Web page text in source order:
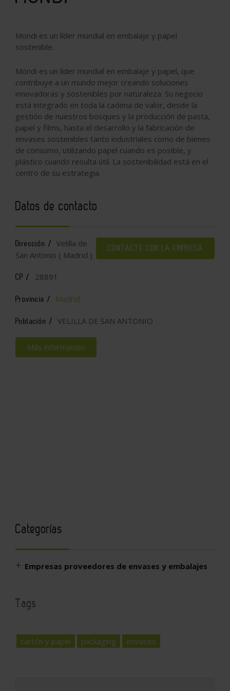
Mondi es un líder mundial en embalaje y papel
sostenible.
Mondi es un líder mundial en embalaje y papel, que
contribuye a un mundo mejor creando soluciones
innovadoras y sostenibles por naturaleza. Su negocio
está integrado en toda la cadena de valor, desde la
gestión de nuestros bosques y la producción de pasta,
papel y films, hasta el desarrollo y la fabricación de
envases sostenibles tanto industriales como de bienes
de consumo, utilizando papel cuando es posible, y
plástico cuando resulta útil. La sostenibilidad está en el
centro de su estrategia.
Datos de contacto
CONTACTE CON LA EMPRESA
Dirección / Velilla de
San Antonio ( Madrid )
CP / 28891
Provincia / Madrid
Población / VELILLA DE SAN ANTONIO
Más información
Categorías
Empresas proveedores de envases y embalajes
Tags
cartón y papel packaging envases